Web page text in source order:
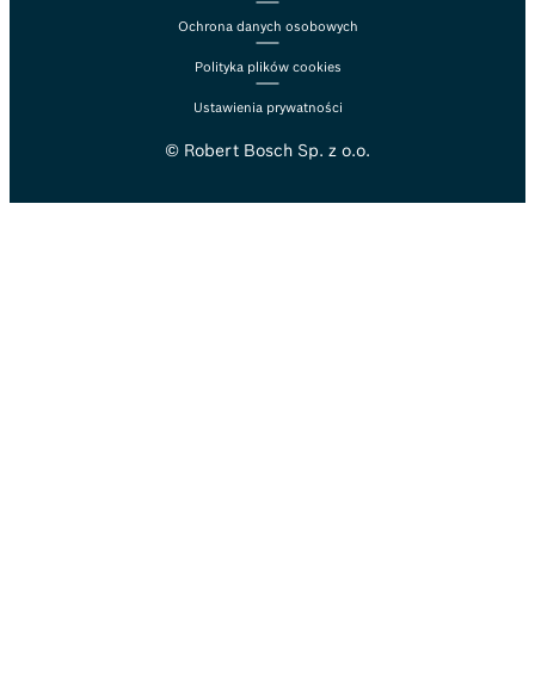
Ochrona danych osobowych
Polityka plików cookies
Ustawienia prywatności
© Robert Bosch Sp. z o.o.